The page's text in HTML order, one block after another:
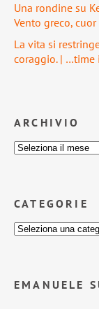
Una rondine su
Vento greco,
La vita si
coraggio. |
ARCHIVIO
CATEGORIE
EMANUELE